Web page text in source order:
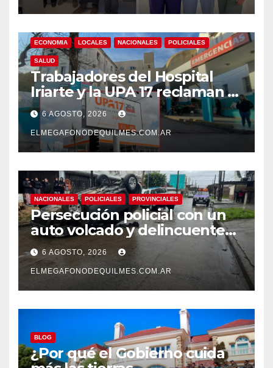
ECONOMIA LOCALES NACIONALES POLICIALES
SALUD
Trabajadores del Hospital
Iriarte y la UPA 17 reclaman el
pase a planta de becarios y
mejoras laborales
6 AGOSTO, 2026
ELMEGAFONODEQUILMES.COM.AR
NACIONALES POLICIALES PROVINCIALES
Persecución policial con un
auto volcado y delincuentes
detenidos en San Francisco
Solano
6 AGOSTO, 2026
ELMEGAFONODEQUILMES.COM.AR
BLOG
¿Por qué el Gobierno cuida